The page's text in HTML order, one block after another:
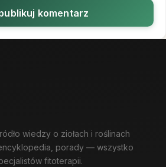
komentarz
wiedzy o ziołach i roślinach
porady — wszystko
fitoterapii.